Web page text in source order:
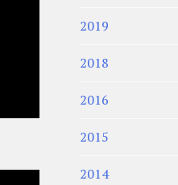
2019
2018
2016
2015
2014